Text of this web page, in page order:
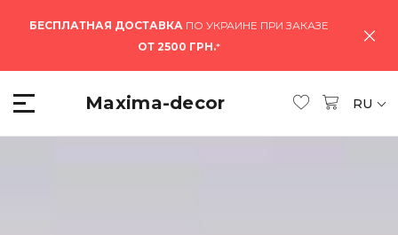
БЕСПЛАТНАЯ ДОСТАВКАПО УКРАИНЕ ПРИ ЗАКАЗЕ
ОТ 2500 ГРН.*
Maxima-decor RU